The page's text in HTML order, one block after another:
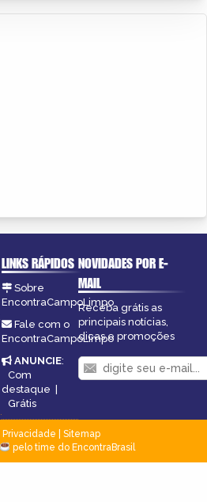
LINKS RÁPIDOS
Sobre
EncontraCampoLimpo
Fale com o
EncontraCampoLimpo
ANUNCIE:
Com
destaque |
Grátis
NOVIDADES POR E-
MAIL
Receba grátis as
principais notícias,
dicas e promoções
Privacidade
Sitemap
pelo time do EncontraBrasil